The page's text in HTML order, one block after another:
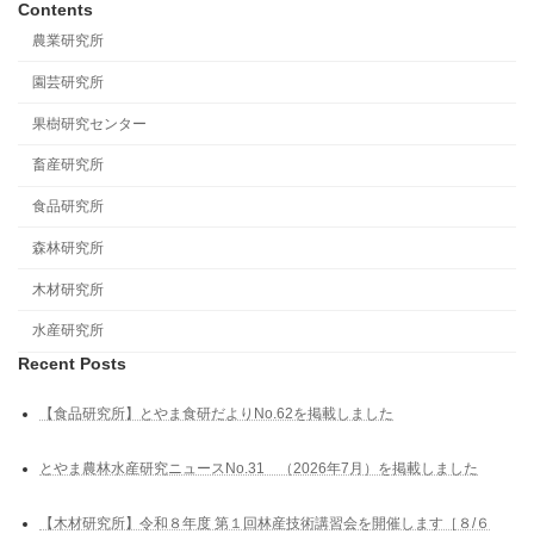
Contents
農業研究所
園芸研究所
果樹研究センター
畜産研究所
食品研究所
森林研究所
木材研究所
水産研究所
Recent Posts
【食品研究所】とやま食研だよりNo.62を掲載しました
とやま農林水産研究ニュースNo.31 （2026年7月）を掲載しました
【木材研究所】令和８年度 第１回林産技術講習会を開催します［８/６